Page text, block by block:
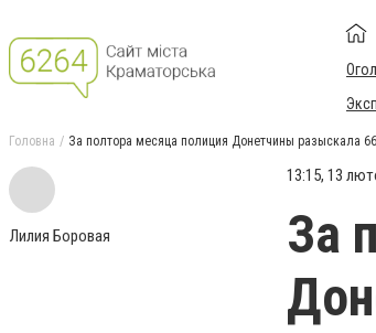
Головна За полтора месяца полиция Донетчины разыскала
Лилия Боровая
13:15, 13
За